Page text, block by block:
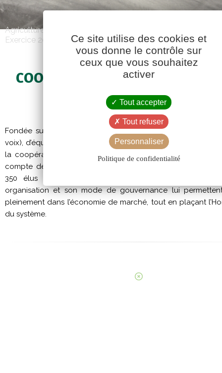
Agriculture Durable
Exercice 2012-2013
COOPÉRATIVE, UN MODÈLE
PAR ESSENCE
Fondée sur les principes de solidarité, de démocratie (Un
voix), d’équité, d’acapitalisme et d’intérêt pour l’ensemble
la coopérative s’inscrit intrinsèquement dans un
compte des futures générations, c’est-à-dire un
350 élus représentent les 6000 agriculteurs de la
organisation et son mode de gouvernance lui
pleinement dans l’économie de marché, tout en plaçant
du système.
Ce site utilise des cookies et
vous donne le contrôle sur
ceux que vous souhaitez
activer
Tout accepter
Tout refuser
Personnaliser
Politique de confidentialité